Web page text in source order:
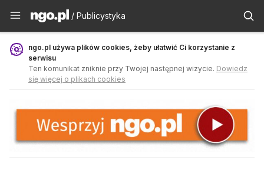
Publicystyka - ngo.pl
/ Publicystyka
ngo.pl używa plików cookies, żeby ułatwić Ci korzystanie z
serwisu
Ten komunikat zniknie przy Twojej następnej wizycie. Dowiedz
się więcej o plikach cookies